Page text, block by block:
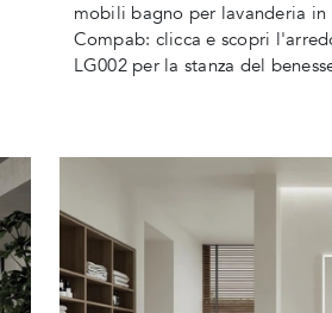
mobili bagno per lavanderia
Compab: clicca e scopri
LG002 per la stanza del